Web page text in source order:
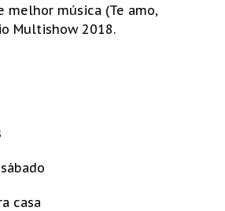
melhor música (Te amo,
Multishow 2018.
casa